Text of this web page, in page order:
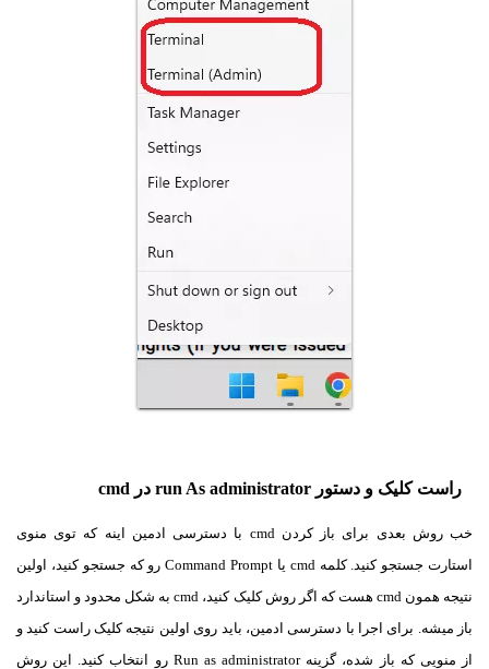
راست کلیک و دستور run As administrator در cmd
خب روش بعدی برای باز کردن cmd با دسترسی ادمین اینه که توی منوی
استارت جستجو کنید. کلمه cmd یا Command Prompt رو که جستجو کنید، اولین
نتیجه همون cmd هست که اگر روش کلیک کنید، cmd به شکل محدود و استاندارد
باز میشه. برای اجرا با دسترسی ادمین، باید روی اولین نتیجه کلیک راست کنید و
از منویی که باز شده، گزینه Run as administrator رو انتخاب کنید. این روش